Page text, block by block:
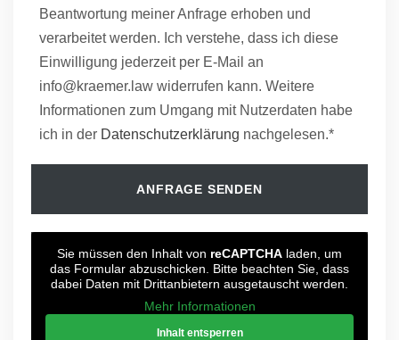
Beantwortung meiner Anfrage erhoben und
verarbeitet werden. Ich verstehe, dass ich diese
Einwilligung jederzeit per E-Mail an
info@kraemer.law widerrufen kann. Weitere
Informationen zum Umgang mit Nutzerdaten habe
ich in der Datenschutzerklärung nachgelesen.*
Sie müssen den Inhalt von reCAPTCHA laden, um
das Formular abzuschicken. Bitte beachten Sie, dass
dabei Daten mit Drittanbietern ausgetauscht werden.
Mehr Informationen
Inhalt entsperren